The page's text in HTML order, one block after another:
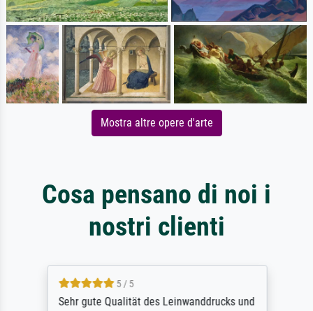
Mostra altre opere d'arte
Cosa pensano di noi i
nostri clienti
5 / 5
Sehr gute Qualität des Leinwanddrucks und